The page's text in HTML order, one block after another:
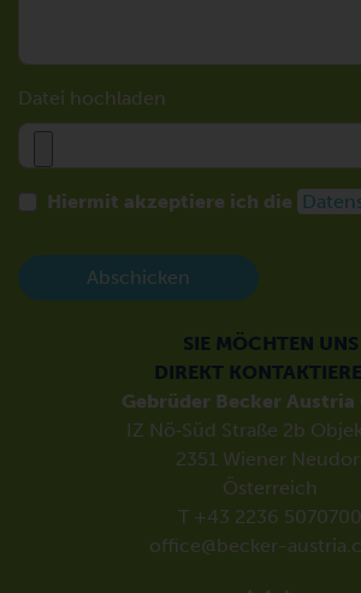
Datei hochladen
Hiermit akzeptiere ich die
Abschicken
SIE MÖCHTEN UNS
DIREKT
Gebrüder Becker Austria
IZ Nö‑Süd Straße 2b
2351 Wiener
Österreich
T +43 2236 5070700
office@becker-